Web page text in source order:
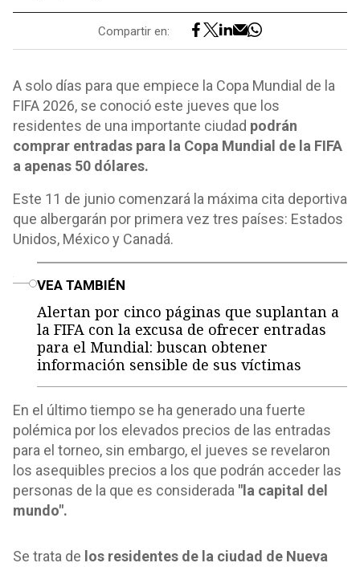
Compartir en:
A solo días para que empiece la Copa Mundial de la
FIFA 2026, se conoció este jueves que los
residentes de una importante ciudad podrán
comprar entradas para la Copa Mundial de la FIFA
a apenas 50 dólares.
Este 11 de junio comenzará la máxima cita deportiva
que albergarán por primera vez tres países: Estados
Unidos, México y Canadá.
VEA TAMBIÉN
Alertan por cinco páginas que suplantan a
la FIFA con la excusa de ofrecer entradas
para el Mundial: buscan obtener
información sensible de sus víctimas
En el último tiempo se ha generado una fuerte
polémica por los elevados precios de las entradas
para el torneo, sin embargo, el jueves se revelaron
los asequibles precios a los que podrán acceder las
personas de la que es considerada "la capital del
mundo".
Se trata de los residentes de la ciudad de Nueva